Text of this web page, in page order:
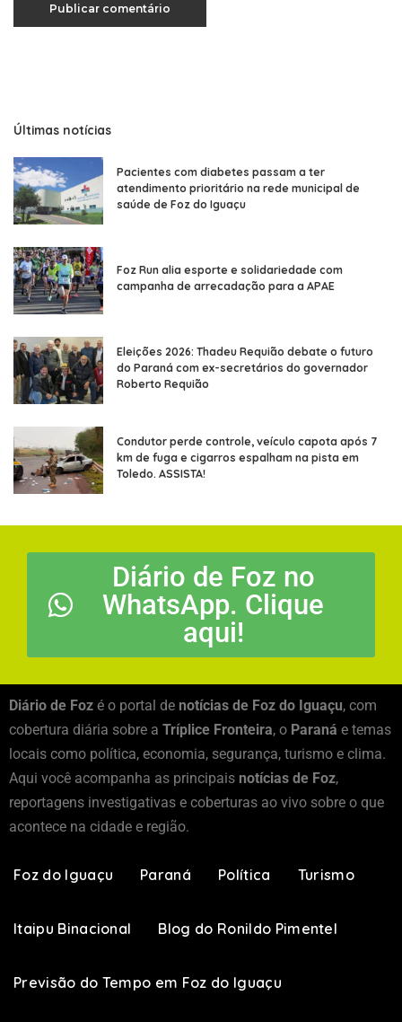
Últimas notícias
Pacientes com diabetes passam a ter
atendimento prioritário na rede municipal de
saúde de Foz do Iguaçu
Foz Run alia esporte e solidariedade com
campanha de arrecadação para a APAE
Eleições 2026: Thadeu Requião debate o futuro
do Paraná com ex-secretários do governador
Roberto Requião
Condutor perde controle, veículo capota após 7
km de fuga e cigarros espalham na pista em
Toledo. ASSISTA!
Diário de Foz no
WhatsApp. Clique
aqui!
Diário de Foz é o portal de notícias de Foz do Iguaçu, com
cobertura diária sobre a Tríplice Fronteira, o Paraná e temas
locais como política, economia, segurança, turismo e clima.
Aqui você acompanha as principais notícias de Foz,
reportagens investigativas e coberturas ao vivo sobre o que
acontece na cidade e região.
Foz do Iguaçu Paraná Política Turismo
Itaipu Binacional Blog do Ronildo Pimentel
Previsão do Tempo em Foz do Iguaçu